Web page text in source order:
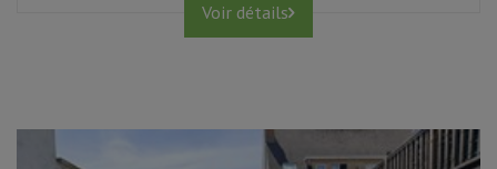
Voir détails